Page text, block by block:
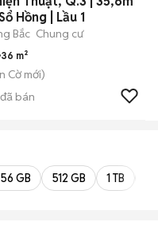
Hồng | Lầu 1
Bắc Chung cư
36 m²
Cờmới)
đã bán
GB 512 GB 1 TB